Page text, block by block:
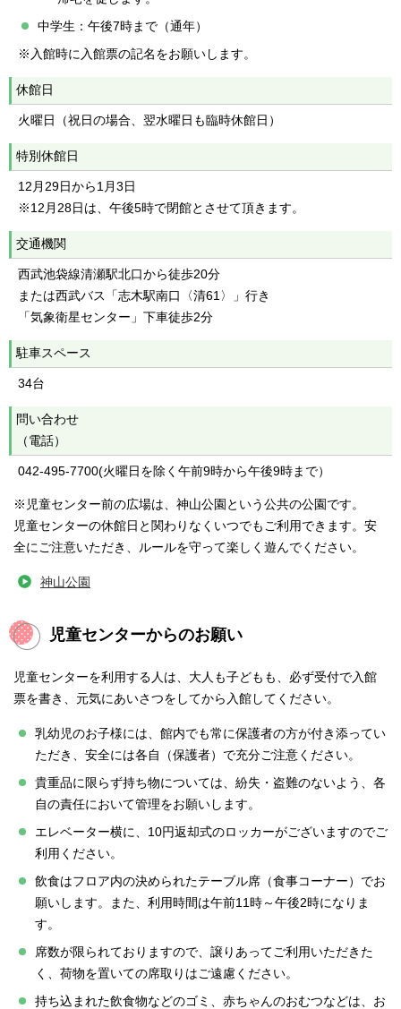
中学生：午後7時まで（通年）
※入館時に入館票の記名をお願いします。
休館日
火曜日（祝日の場合、翌水曜日も臨時休館日）
特別休館日
12月29日から1月3日
※12月28日は、午後5時で閉館とさせて頂きます。
交通機関
西武池袋線清瀬駅北口から徒歩20分
または西武バス「志木駅南口〈清61〉」行き
「気象衛星センター」下車徒歩2分
駐車スペース
34台
問い合わせ
（電話）
042-495-7700(火曜日を除く午前9時から午後9時まで）
※児童センター前の広場は、神山公園という公共の公園です。
児童センターの休館日と関わりなくいつでもご利用できます。安
全にご注意いただき、ルールを守って楽しく遊んでください。
神山公園
児童センターからのお願い
児童センターを利用する人は、大人も子どもも、必ず受付で入館
票を書き、元気にあいさつをしてから入館してください。
乳幼児のお子様には、館内でも常に保護者の方が付き添ってい
ただき、安全には各自（保護者）で充分ご注意ください。
貴重品に限らず持ち物については、紛失・盗難のないよう、各
自の責任において管理をお願いします。
エレベーター横に、10円返却式のロッカーがございますのでご
利用ください。
飲食はフロア内の決められたテーブル席（食事コーナー）でお
願いします。また、利用時間は午前11時～午後2時になりま
す。
席数が限られておりますので、譲りあってご利用いただきた
く、荷物を置いての席取りはご遠慮ください。
持ち込まれた飲食物などのゴミ、赤ちゃんのおむつなどは、お